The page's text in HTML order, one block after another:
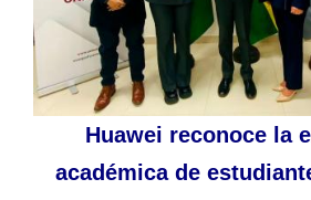
Huawei reconoce la
académica de